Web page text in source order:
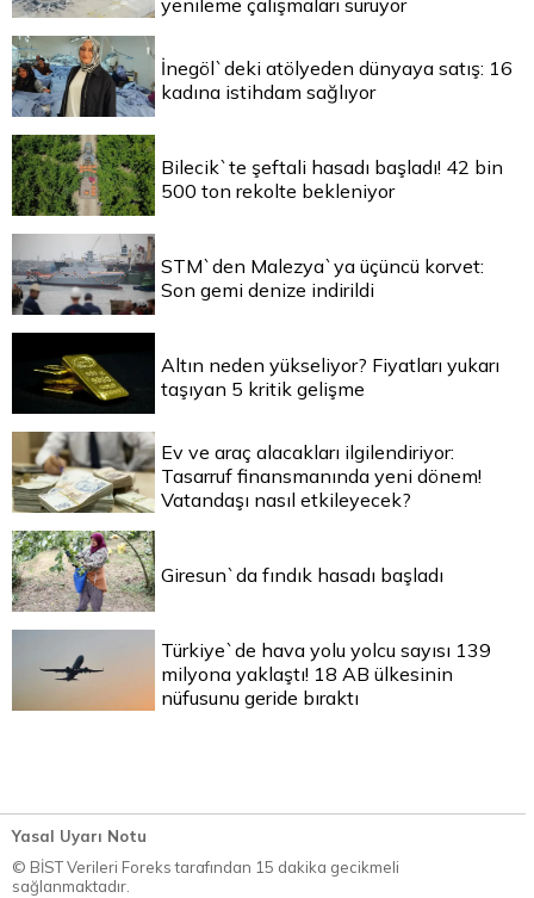
yenileme çalışmaları sürüyor
İnegöl`deki atölyeden dünyaya satış: 16
kadına istihdam sağlıyor
Bilecik`te şeftali hasadı başladı! 42 bin
500 ton rekolte bekleniyor
STM`den Malezya`ya üçüncü korvet:
Son gemi denize indirildi
Altın neden yükseliyor? Fiyatları yukarı
taşıyan 5 kritik gelişme
Ev ve araç alacakları ilgilendiriyor:
Tasarruf finansmanında yeni dönem!
Vatandaşı nasıl etkileyecek?
Giresun`da fındık hasadı başladı
Türkiye`de hava yolu yolcu sayısı 139
milyona yaklaştı! 18 AB ülkesinin
nüfusunu geride bıraktı
Yasal Uyarı Notu
© BİST Verileri Foreks tarafından 15 dakika gecikmeli
sağlanmaktadır.